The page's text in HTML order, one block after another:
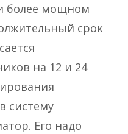
более мощном
срок
на 12 и 24
систему
Его надо